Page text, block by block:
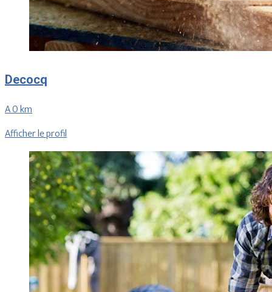
Decocq
A 0 km
Afficher le profil